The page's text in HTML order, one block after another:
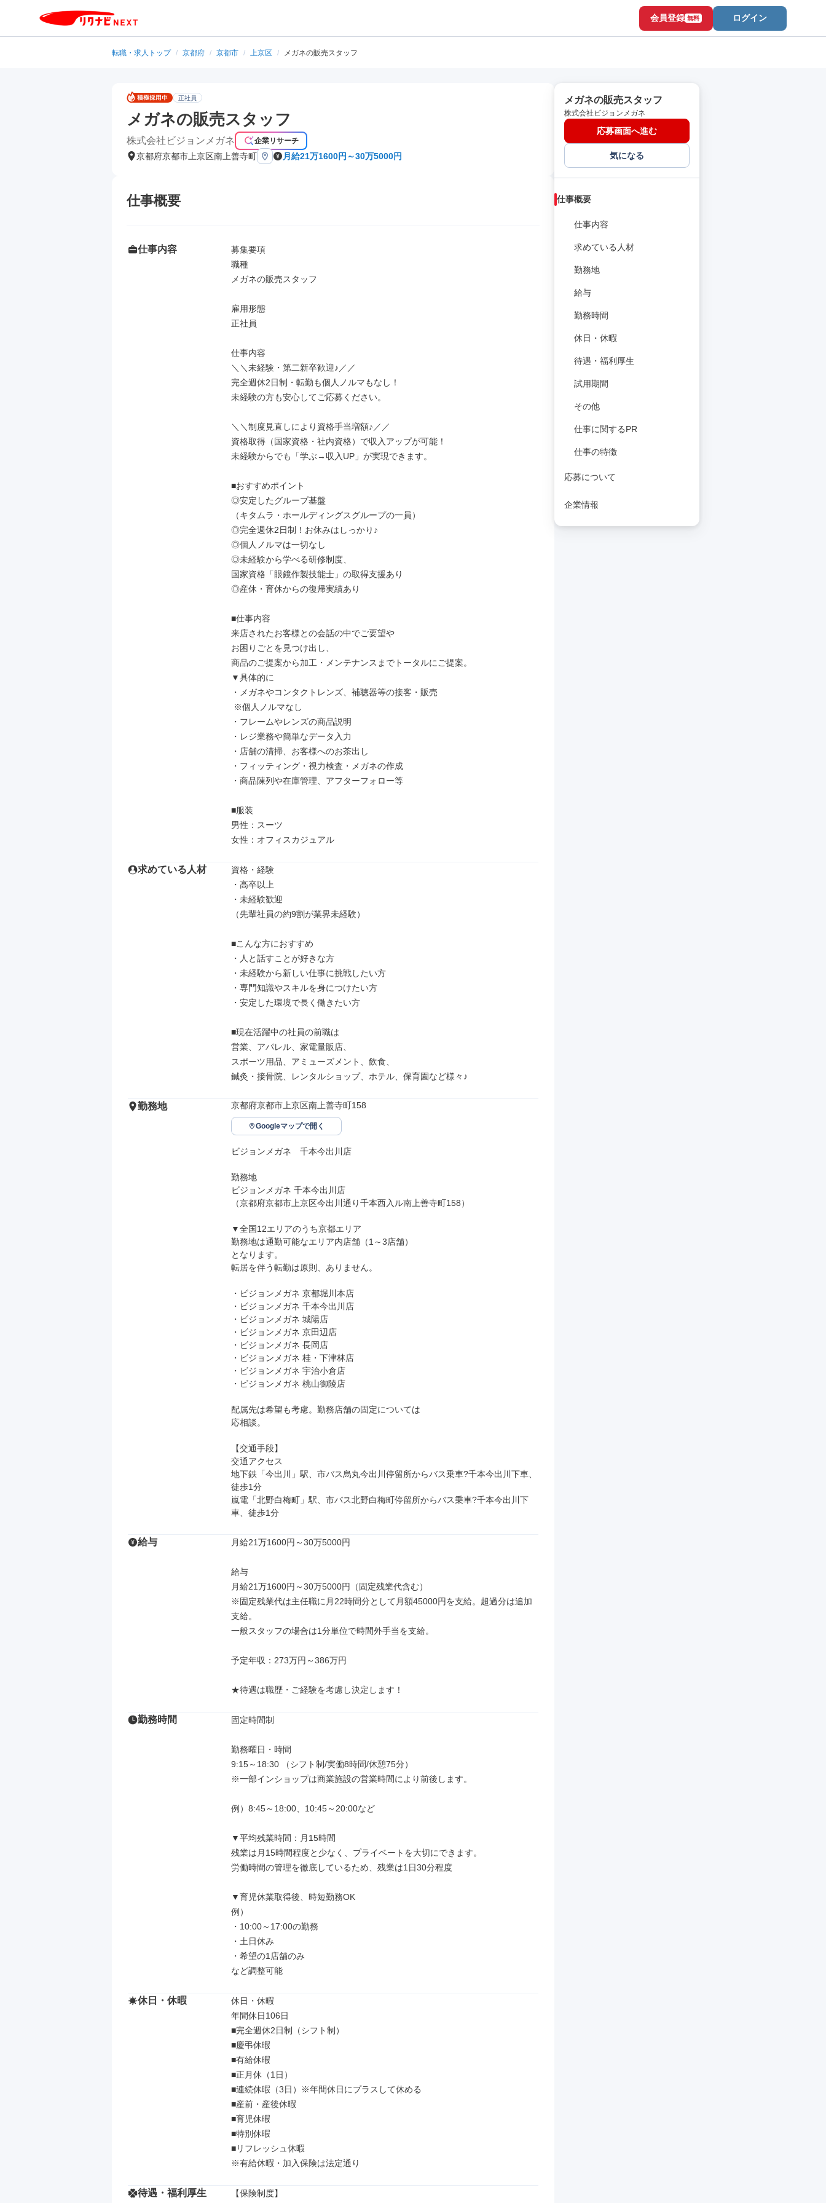
会員登録 無料 ログイン
転職・求人トップ / 京都府 / 京都市 / 上京区 / メガネの販売スタッフ
正社員
メガネの販売スタッフ
株式会社ビジョンメガネ 企業リサーチ
京都府京都市上京区南上善寺町 月給21万1600円～30万5000円
仕事概要
仕事内容
募集要項
職種
メガネの販売スタッフ
雇用形態
正社員
仕事内容
＼＼未経験・第二新卒歓迎♪／／
完全週休2日制・転勤も個人ノルマもなし！
未経験の方も安心してご応募ください。
＼＼制度見直しにより資格手当増額♪／／
資格取得（国家資格・社内資格）で収入アップが可能！
未経験からでも「学ぶ→収入UP」が実現できます。
■おすすめポイント
◎安定したグループ基盤
（キタムラ・ホールディングスグループの一員）
◎完全週休2日制！お休みはしっかり♪
◎個人ノルマは一切なし
◎未経験から学べる研修制度、
国家資格「眼鏡作製技能士」の取得支援あり
◎産休・育休からの復帰実績あり
■仕事内容
来店されたお客様との会話の中でご要望や
お困りごとを見つけ出し、
商品のご提案から加工・メンテナンスまでトータルにご提案。
▼具体的に
・メガネやコンタクトレンズ、補聴器等の接客・販売
・フレームやレンズの商品説明
・レジ業務や簡単なデータ入力
・店舗の清掃、お客様へのお茶出し
・フィッティング・視力検査・メガネの作成
・商品陳列や在庫管理、アフターフォロー等
■服装
男性：スーツ
女性：オフィスカジュアル
求めている人材
資格・経験
・高卒以上
・未経験歓迎
（先輩社員の約9割が業界未経験）
■こんな方におすすめ
・人と話すことが好きな方
・未経験から新しい仕事に挑戦したい方
・専門知識やスキルを身につけたい方
・安定した環境で長く働きたい方
■現在活躍中の社員の前職は
営業、アパレル、家電量販店、
スポーツ用品、アミューズメント、飲食、
鍼灸・接骨院、レンタルショップ、ホテル、保育園など様々♪
勤務地 京都府京都市上京区南上善寺町158
Googleマップで開く
ビジョンメガネ　千本今出川店
勤務地
ビジョンメガネ 千本今出川店
（京都府京都市上京区今出川通り千本西入ル南上善寺町158）
▼全国12エリアのうち京都エリア
勤務地は通勤可能なエリア内店舗（1～3店舗）
となります。
転居を伴う転勤は原則、ありません。
・ビジョンメガネ 京都堀川本店
・ビジョンメガネ 千本今出川店
・ビジョンメガネ 城陽店
・ビジョンメガネ 京田辺店
・ビジョンメガネ 長岡店
・ビジョンメガネ 桂・下津林店
・ビジョンメガネ 宇治小倉店
・ビジョンメガネ 桃山御陵店
配属先は希望も考慮。勤務店舗の固定については
応相談。
【交通手段】
交通アクセス
地下鉄「今出川」駅、市バス烏丸今出川停留所からバス乗車?千本今出川下車、
徒歩1分
嵐電「北野白梅町」駅、市バス北野白梅町停留所からバス乗車?千本今出川下
車、徒歩1分
給与 月給21万1600円～30万5000円
給与
月給21万1600円～30万5000円（固定残業代含む）
※固定残業代は主任職に月22時間分として月額45000円を支給。超過分は追加
支給。
一般スタッフの場合は1分単位で時間外手当を支給。
予定年収：273万円～386万円
★待遇は職歴・ご経験を考慮し決定します！
勤務時間 固定時間制
勤務曜日・時間
9:15～18:30 （シフト制/実働8時間/休憩75分）
※一部インショップは商業施設の営業時間により前後します。
例）8:45～18:00、10:45～20:00など
▼平均残業時間：月15時間
残業は月15時間程度と少なく、プライベートを大切にできます。
労働時間の管理を徹底しているため、残業は1日30分程度
▼育児休業取得後、時短勤務OK
例）
・10:00～17:00の勤務
・土日休み
・希望の1店舗のみ
など調整可能
休日・休暇
休日・休暇
年間休日106日
■完全週休2日制（シフト制）
■慶弔休暇
■有給休暇
■正月休（1日）
■連続休暇（3日）※年間休日にプラスして休める
■産前・産後休暇
■育児休暇
■特別休暇
■リフレッシュ休暇
※有給休暇・加入保険は法定通り
待遇・福利厚生 【保険制度】
メガネの販売スタッフ
株式会社ビジョンメガネ
応募画面へ進む
気になる
仕事概要
仕事内容
求めている人材
勤務地
給与
勤務時間
休日・休暇
待遇・福利厚生
試用期間
その他
仕事に関するPR
仕事の特徴
応募について
企業情報